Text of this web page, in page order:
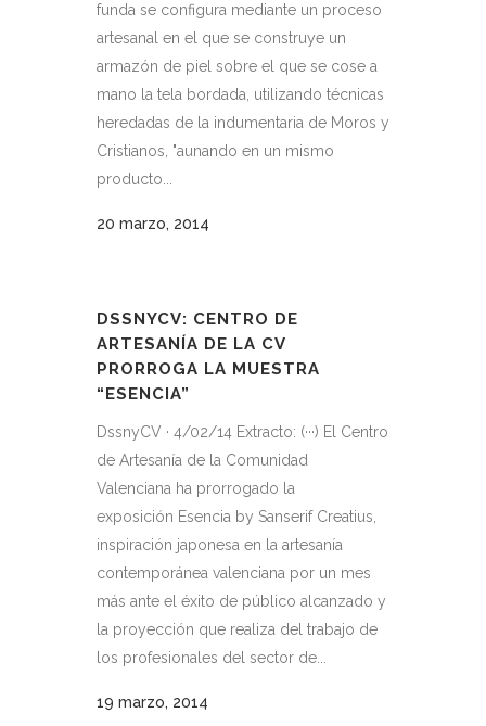
funda se configura mediante un proceso
artesanal en el que se construye un
armazón de piel sobre el que se cose a
mano la tela bordada, utilizando técnicas
heredadas de la indumentaria de Moros y
Cristianos, "aunando en un mismo
producto...
20 marzo, 2014
DSSNYCV: CENTRO DE
ARTESANÍA DE LA CV
PRORROGA LA MUESTRA
“ESENCIA”
DssnyCV · 4/02/14 Extracto: (···) El Centro
de Artesanía de la Comunidad
Valenciana ha prorrogado la
exposición Esencia by Sanserif Creatius,
inspiración japonesa en la artesanía
contemporánea valenciana por un mes
más ante el éxito de público alcanzado y
la proyección que realiza del trabajo de
los profesionales del sector de...
19 marzo, 2014